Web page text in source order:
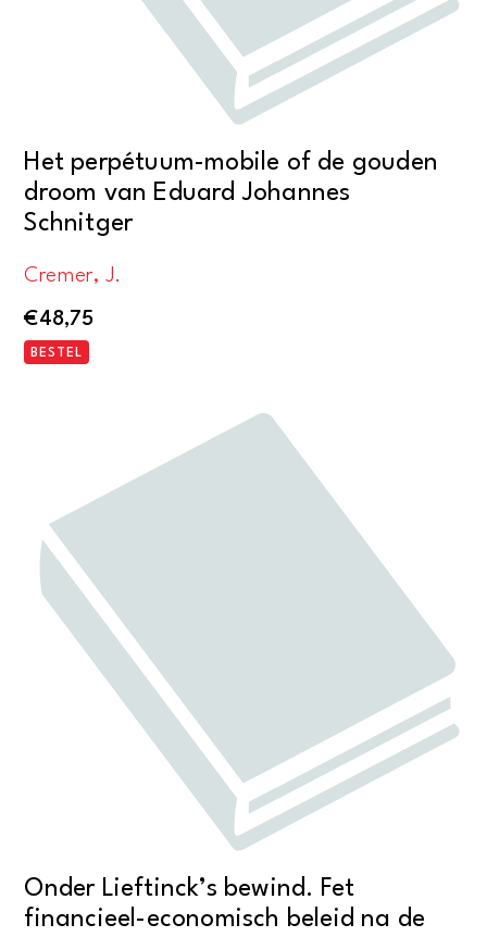
Het perpétuum-mobile of de gouden
droom van Eduard Johannes
Schnitger
Cremer, J.
€48,75
BESTEL
Onder Lieftinck’s bewind. Fet
financieel-economisch beleid na de